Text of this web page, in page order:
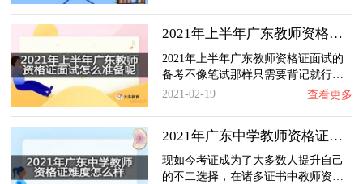
2021年上半年广东教师资格证面试怎么准备呢？…
2021年上半年广东教师资格证面试的
备考不像笔试那样只需要背记就行…
2021-02-19
查看更多
2021年广东中学教师资格证难度怎么样？
现如今考证成为了大多数人提升自己
的不二选择，在诸多证书中教师资…